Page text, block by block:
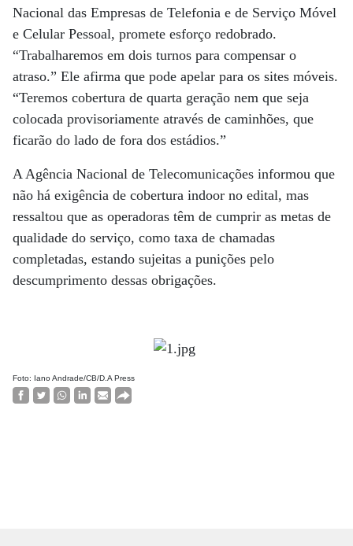
Nacional das Empresas de Telefonia e de Serviço Móvel
e Celular Pessoal, promete esforço redobrado.
“Trabalharemos em dois turnos para compensar o
atraso.” Ele afirma que pode apelar para os sites móveis.
“Teremos cobertura de quarta geração nem que seja
colocada provisoriamente através de caminhões, que
ficarão do lado de fora dos estádios.”
A Agência Nacional de Telecomunicações informou que
não há exigência de cobertura indoor no edital, mas
ressaltou que as operadoras têm de cumprir as metas de
qualidade do serviço, como taxa de chamadas
completadas, estando sujeitas a punições pelo
descumprimento dessas obrigações.
Foto: Iano Andrade/CB/D.A Press